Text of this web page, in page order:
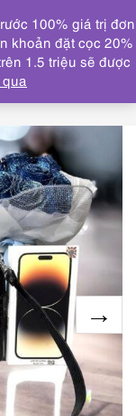
DANH MỤC
CROCODILE
leather
100% giá trị đơn
khoản đặt cọc 20%
1.5 triệu sẽ được